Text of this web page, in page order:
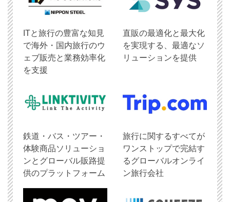
ITと旅行の豊富な知見
で海外・国内旅行のウ
ェブ販売と業務効率化
を支援
直販の最適化と最大化
を実現する、最適なソ
リューションを提供
鉄道・バス・ツアー・
体験商品ソリューショ
ンとグローバル販路提
供のプラットフォーム
旅行に関するすべてが
ワンストップで完結す
るグローバルオンライ
ン旅行会社